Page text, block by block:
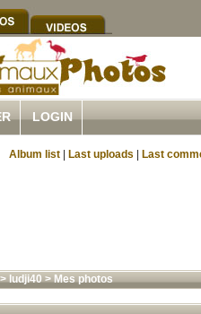
LOGIN
Album list Last uploads Last
ludji40>Mes photos